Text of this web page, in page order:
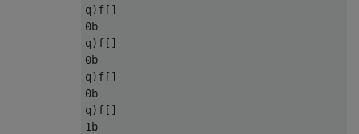
q)f[]
0b
q)f[]
0b
q)f[]
0b
q)f[]
1b